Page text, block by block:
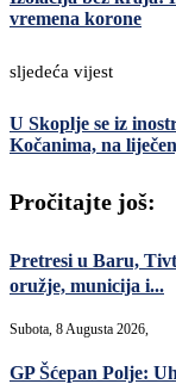
vremena korone
sljedeća vijest
U Skoplje se iz
Kočanima, na
Pročitajte još:
Pretresi u Baru,
oružje, municija i...
Subota, 8 Augusta 2026,
GP Šćepan Polje: